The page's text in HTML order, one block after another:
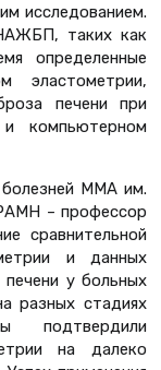
исследованием.
таких как
определенные
эластометрии,
печени при
и компьютерном
ММА им.
– профессор
сравнительной
и данных
печени у больных
разных стадиях
подтвердили
на далеко